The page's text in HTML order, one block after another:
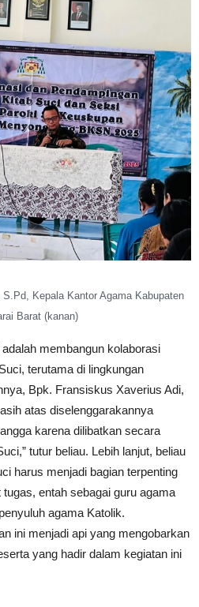
Kepala Kantor Agama Kabupaten
Barat (kanan)
membangun kolaborasi
terutama di lingkungan
Bpk. Fransiskus Xaverius Adi,
atas diselenggarakannya
karena dilibatkan secara
tutur beliau. Lebih lanjut, beliau
harus menjadi bagian terpenting
entah sebagai guru agama
agama Katolik.
ini menjadi api yang mengobarkan
yang hadir dalam kegiatan ini